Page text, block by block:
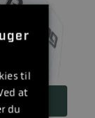
til
at
du